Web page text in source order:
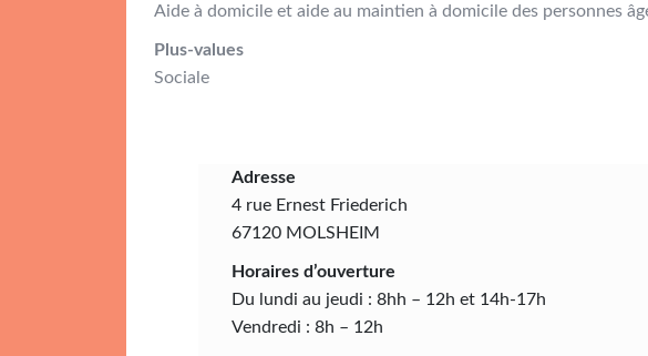
Aide à domicile et aide au maintien à domicile des personnes
Plus-values
Sociale
Adresse
4 rue Ernest Friederich
67120 MOLSHEIM
Horaires d’ouverture
Du lundi au jeudi : 8hh – 12h et 14h-17h
Vendredi : 8h – 12h